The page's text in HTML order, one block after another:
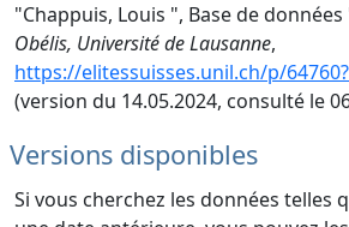
"Chappuis, Louis ", Base de
Obélis, Université de Lausanne,
https://elitessuisses.unil.ch/p/
(version du 14.05.2024, consulté le
Versions disponibles
Si vous cherchez les données telles